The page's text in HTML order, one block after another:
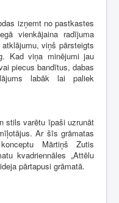
izņemt no pastkastes
vienkājaina radījuma
viņš pārsteigts
Kad viņa minējumi jau
piecus bandītus, dabas
labāk lai paliek
varētu īpaši uzrunāt
Ar šīs grāmatas
Mārtiņš Zutis
kvadriennāles „Attēlu
pārtapusi grāmatā.